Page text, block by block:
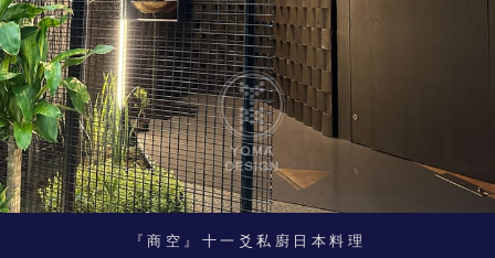
『商空』十一爻私廚日本料理